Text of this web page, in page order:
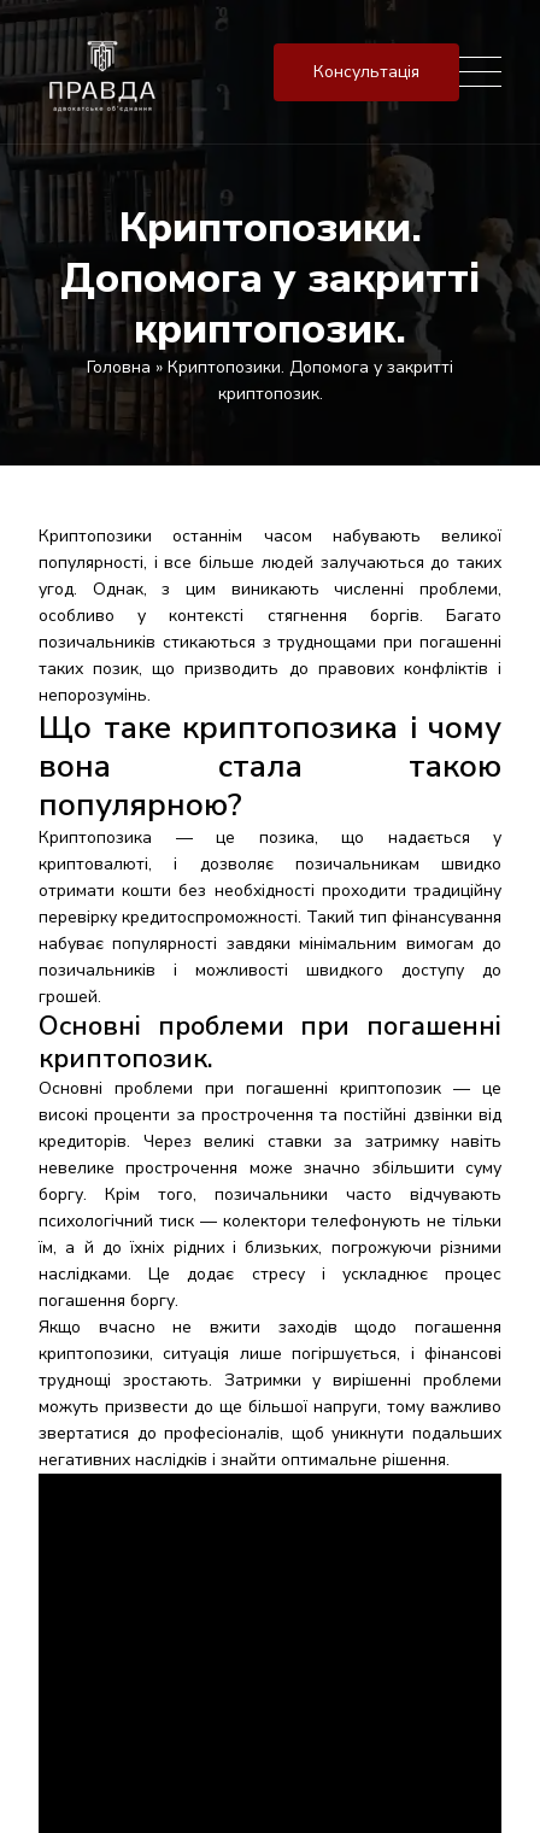
Консультація
Криптопозики.
Допомога у закритті
криптопозик.
Головна » Криптопозики. Допомога у закритті
криптопозик.
Криптопозики останнім часом набувають великої
популярності, і все більше людей залучаються до таких
угод. Однак, з цим виникають численні проблеми,
особливо у контексті стягнення боргів. Багато
позичальників стикаються з труднощами при погашенні
таких позик, що призводить до правових конфліктів і
непорозумінь.
Що таке криптопозика і чому
вона стала такою
популярною?
Криптопозика — це позика, що надається у
криптовалюті, і дозволяє позичальникам швидко
отримати кошти без необхідності проходити традиційну
перевірку кредитоспроможності. Такий тип фінансування
набуває популярності завдяки мінімальним вимогам до
позичальників і можливості швидкого доступу до
грошей.
Основні проблеми при погашенні
криптопозик.
Основні проблеми при погашенні криптопозик — це
високі проценти за прострочення та постійні дзвінки від
кредиторів. Через великі ставки за затримку навіть
невелике прострочення може значно збільшити суму
боргу. Крім того, позичальники часто відчувають
психологічний тиск — колектори телефонують не тільки
їм, а й до їхніх рідних і близьких, погрожуючи різними
наслідками. Це додає стресу і ускладнює процес
погашення боргу.
Якщо вчасно не вжити заходів щодо погашення
криптопозики, ситуація лише погіршується, і фінансові
труднощі зростають. Затримки у вирішенні проблеми
можуть призвести до ще більшої напруги, тому важливо
звертатися до професіоналів, щоб уникнути подальших
негативних наслідків і знайти оптимальне рішення.